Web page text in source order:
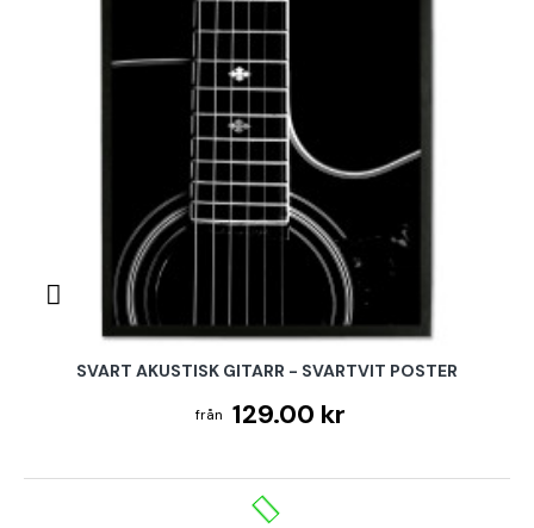
SVART AKUSTISK GITARR - SVARTVIT POSTER
129.00 kr